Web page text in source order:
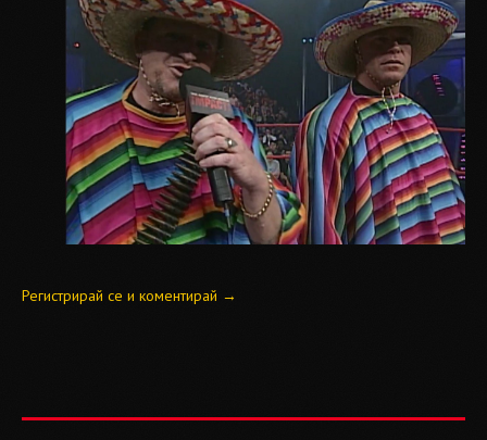
Регистрирай се и коментирай →